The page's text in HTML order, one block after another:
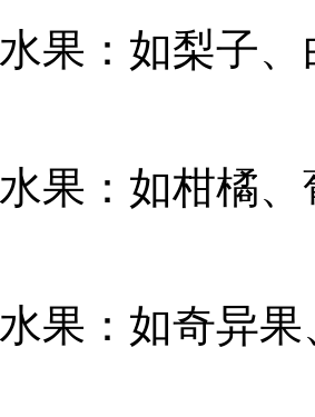
：如梨子、
：如柑橘、
：如奇异果